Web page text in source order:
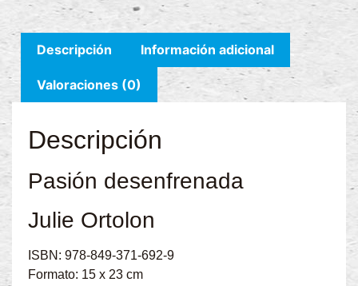
Descripción Información adicional
Valoraciones (0)
Descripción
Pasión desenfrenada
Julie Ortolon
ISBN: 978-849-371-692-9
Formato: 15 x 23 cm